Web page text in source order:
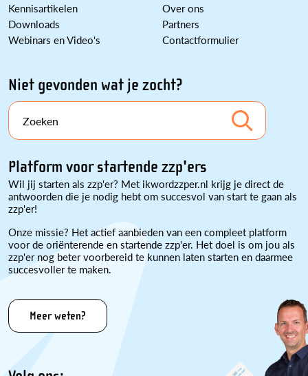
Kennisartikelen
Downloads
Webinars en Video's
Over ons
Partners
Contactformulier
Niet gevonden wat je zocht?
Zoeken
Platform voor startende zzp'ers
Wil jij starten als zzp'er? Met ikwordzzper.nl krijg je direct de
antwoorden die je nodig hebt om succesvol van start te gaan als
zzp'er!
Onze missie? Het actief aanbieden van een compleet platform
voor de oriënterende en startende zzp'er. Het doel is om jou als
zzp'er nog beter voorbereid te kunnen laten starten en daarmee
succesvoller te maken.
Meer weten?